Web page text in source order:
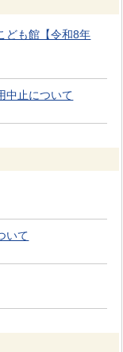
ども館【令和8年
中止について
いて